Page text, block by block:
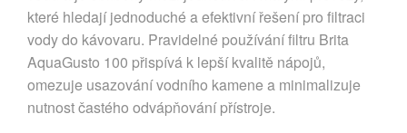
které hledají jednoduché a efektivní řešení pro filtraci
vody do kávovaru. Pravidelné používání filtru Brita
AquaGusto 100 přispívá k lepší kvalitě nápojů,
omezuje usazování vodního kamene a minimalizuje
nutnost častého odvápňování přístroje.